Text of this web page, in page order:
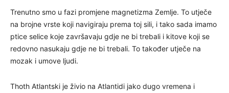
Trenutno smo u fazi promjene magnetizma Zemlje. To utječe
na brojne vrste koji navigiraju prema toj sili, i tako sada imamo
ptice selice koje završavaju gdje ne bi trebali i kitove koji se
redovno nasukaju gdje ne bi trebali. To također utječe na
mozak i umove ljudi.
Thoth Atlantski je živio na Atlantidi jako dugo vremena i